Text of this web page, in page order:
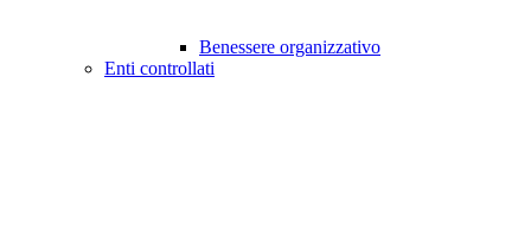
Benessere organizzativo
Enti controllati